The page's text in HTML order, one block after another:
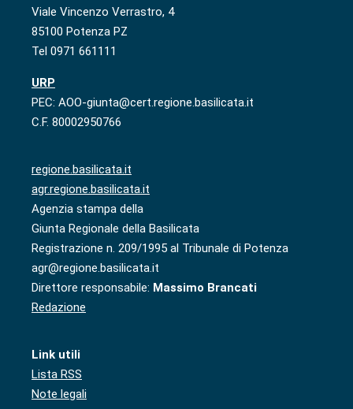
Viale Vincenzo Verrastro, 4
85100 Potenza PZ
Tel 0971 661111
URP
PEC: AOO-giunta@cert.regione.basilicata.it
C.F. 80002950766
regione.basilicata.it
agr.regione.basilicata.it
Agenzia stampa della
Giunta Regionale della Basilicata
Registrazione n. 209/1995 al Tribunale di Potenza
agr@regione.basilicata.it
Direttore responsabile: Massimo Brancati
Redazione
Link utili
Lista RSS
Note legali